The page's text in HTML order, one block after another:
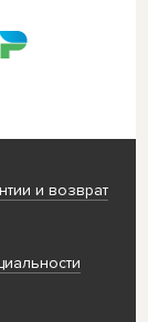
и возврат